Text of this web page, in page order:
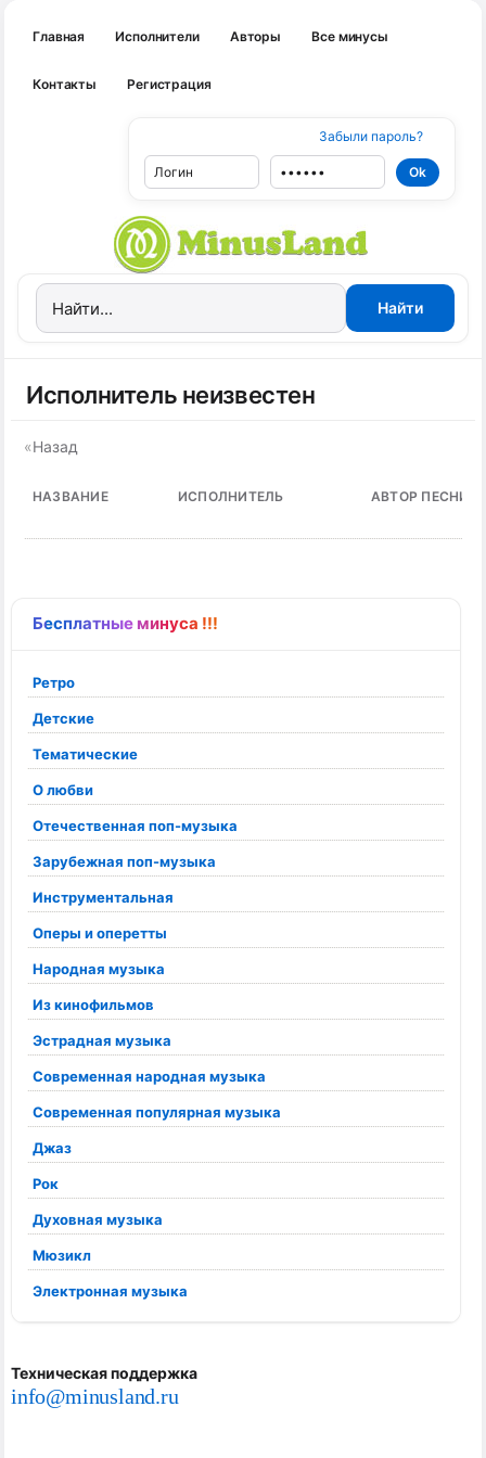
Главная Исполнители Авторы Все минусы
Контакты Регистрация
Забыли пароль?
Бесплатные минуса !!!
Ретро
Детские
Тематические
О любви
Отечественная поп-музыка
Зарубежная поп-музыка
Инструментальная
Оперы и оперетты
Народная музыка
Из кинофильмов
Эстрадная музыка
Современная народная музыка
Современная популярная музыка
Джаз
Рок
Духовная музыка
Мюзикл
Электронная музыка
Техническая поддержка
info@minusland.ru
Исполнитель неизвестен
«Назад
НАЗВАНИЕ ИСПОЛНИТЕЛЬ АВТОР ПЕСНИ